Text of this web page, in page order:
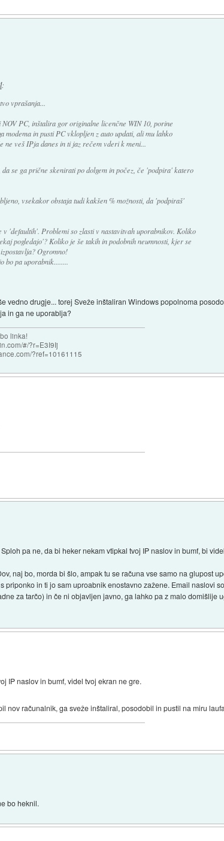
:
vprašanja...
NOV PC, inštalira gor originalne licenčne WIN 10, porine
modema in pusti PC vklopljen z auto updati, ali mu lahko
veš IPja danes in ti jaz rečem vderi k meni...
se ga prične skenirati po dolgem in počez, če 'podpira' katero
vsekakor obstaja tudi kakšen % možnosti, da 'podpiraš'
v 'defaultih'. Problemi so zlasti v nastavitvah uporabnikov. Koliko
pogledajo'? Koliko je še takih in podobnih neumnosti, kjer se
Ogromno!
pa uporabnik........
vedno drugje... torej Sveže inštaliran Windows popolnoma
in ga ne uporablja?
linka!
#/?r=E3I9Ij
?ref=10161115
pa ne, da bi heker nekam vtipkal tvoj IP naslov in bumf, bi
naj bo, morda bi šlo, ampak tu se računa vse samo na glupost
priponko in ti jo sam uproabnik enostavno zažene. Email naslovi
za tarčo) in če ni objavljen javno, ga lahko pa z malo domišlije
IP naslov in bumf, videl tvoj ekran ne gre.
nov računalnik, ga sveže inštaliral, posodobil in pustil na miru
bo heknil.